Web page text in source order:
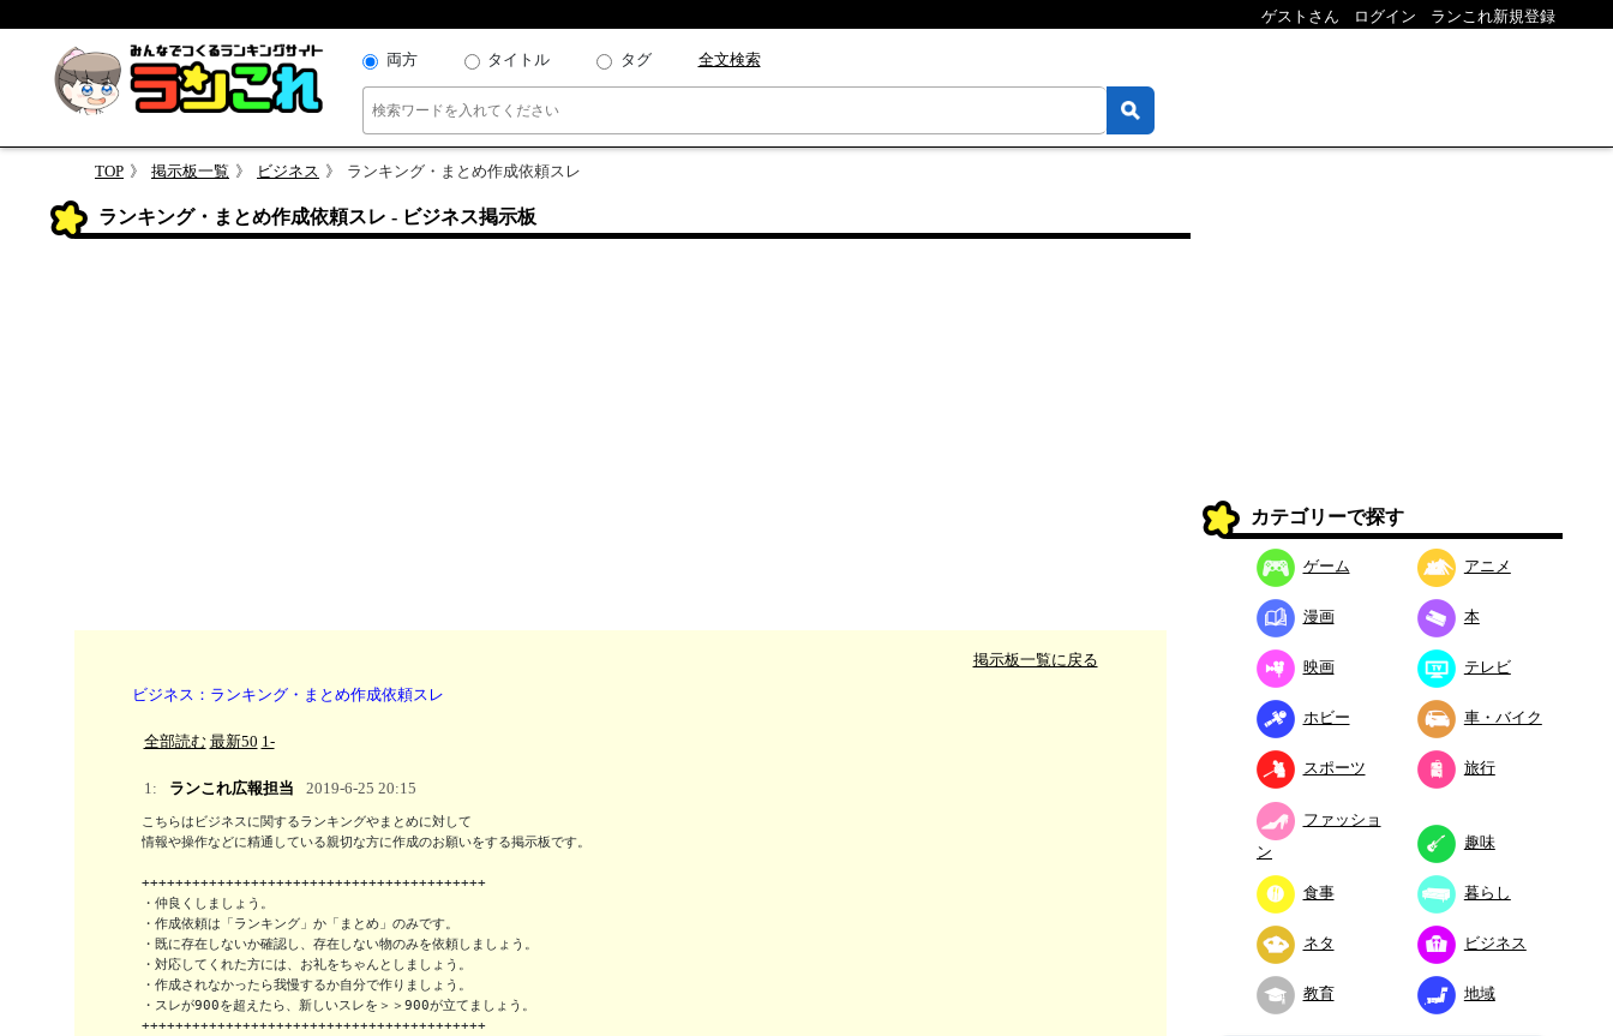
ゲストさん ログイン ランこれ新規登録
両方 タイトル タグ 全文検索
TOP 掲示板一覧 ビジネス ランキング・まとめ作成依頼スレ
ランキング・まとめ作成依頼スレ - ビジネス掲示板
掲示板一覧に戻る
ビジネス：ランキング・まとめ作成依頼スレ
全部読む 最新50 1-
1: ランこれ広報担当 2019-6-25 20:15
こちらはビジネスに関するランキングやまとめに対して
情報や操作などに精通している親切な方に作成のお願いをする掲示板です。
+++++++++++++++++++++++++++++++++++++++++
・仲良くしましょう。
・作成依頼は「ランキング」か「まとめ」のみです。
・既に存在しないか確認し、存在しない物のみを依頼しましょう。
・対応してくれた方には、お礼をちゃんとしましょう。
・作成されなかったら我慢するか自分で作りましょう。
・スレが900を超えたら、新しいスレを＞＞900が立てましょう。
+++++++++++++++++++++++++++++++++++++++++
カテゴリーで探す
ゲーム アニメ
漫画 本
映画 テレビ
ホビー 車・バイク
スポーツ 旅行
ファッショ
ン
趣味
食事 暮らし
ネタ ビジネス
教育 地域